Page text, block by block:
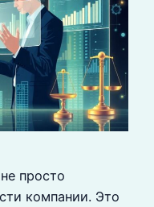
просто
компании. Это